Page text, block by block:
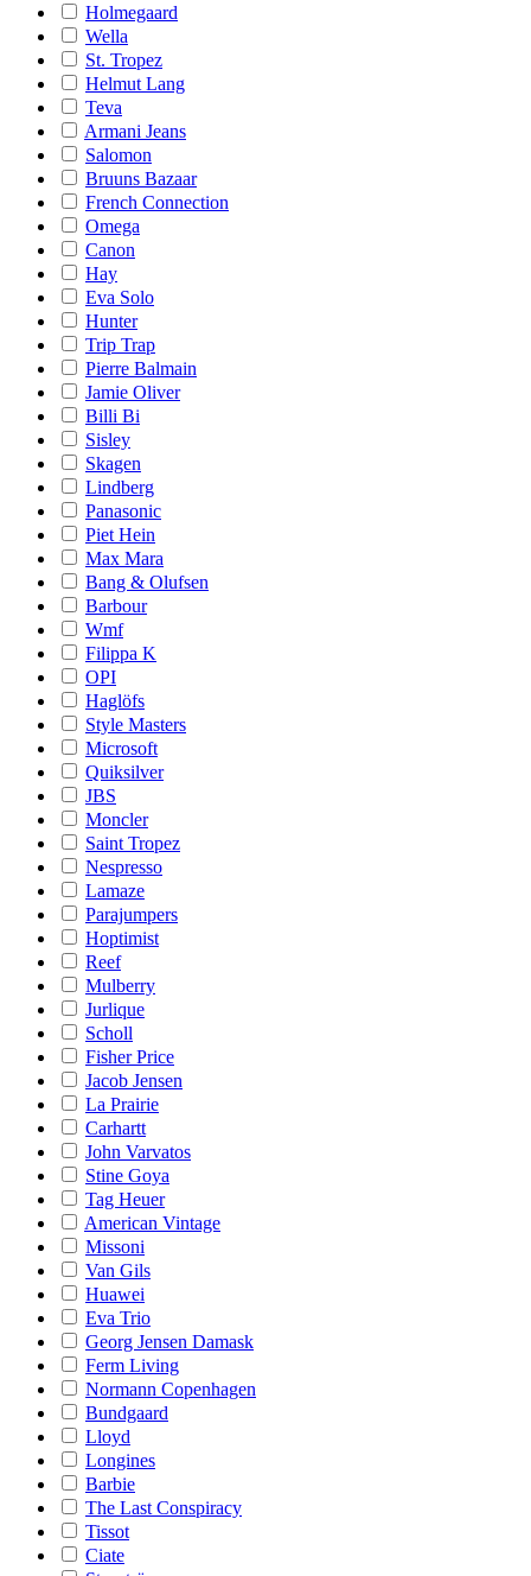
Holmegaard
Wella
St. Tropez
Helmut Lang
Teva
Armani Jeans
Salomon
Bruuns Bazaar
French Connection
Omega
Canon
Hay
Eva Solo
Hunter
Trip Trap
Pierre Balmain
Jamie Oliver
Billi Bi
Sisley
Skagen
Lindberg
Panasonic
Piet Hein
Max Mara
Bang & Olufsen
Barbour
Wmf
Filippa K
OPI
Haglöfs
Style Masters
Microsoft
Quiksilver
JBS
Moncler
Saint Tropez
Nespresso
Lamaze
Parajumpers
Hoptimist
Reef
Mulberry
Jurlique
Scholl
Fisher Price
Jacob Jensen
La Prairie
Carhartt
John Varvatos
Stine Goya
Tag Heuer
American Vintage
Missoni
Van Gils
Huawei
Eva Trio
Georg Jensen Damask
Ferm Living
Normann Copenhagen
Bundgaard
Lloyd
Longines
Barbie
The Last Conspiracy
Tissot
Ciate